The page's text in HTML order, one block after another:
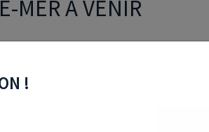
MER À VENIR
2024
qui s’opère. D’un côté pour les
immobilière sur plusieurs
tend à s’appauvrir. Si pour
mer, les lignes pourraient être
!